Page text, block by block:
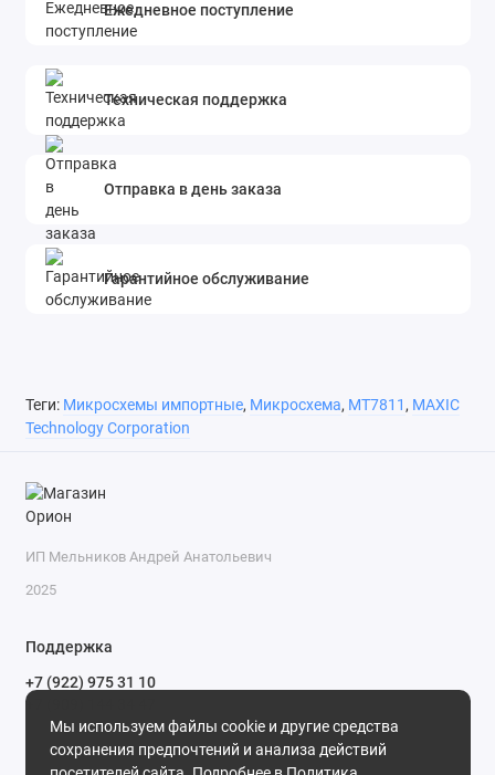
Ежедневное поступление
Техническая поддержка
Отправка в день заказа
Гарантийное обслуживание
Теги: Микросхемы импортные, Микросхема, MT7811, MAXIC
Technology Corporation
Мы используем файлы cookie и другие средства
сохранения предпочтений и анализа действий
ИП Мельников Андрей Анатольевич
2025
Поддержка
+7 (922) 975 31 10
+7 (909) 144 34 47
пн-пт с 9-00 до 18-00 часов,
сб с 10-00 до 15-00 часов,